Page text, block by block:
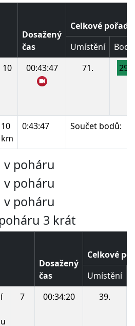
Dosažený
čas
Celkové pořadí
Umístění
Body
10 00:43:47 71. 29
10
km
0:43:47 Součet bodů:
v poháru
v poháru
v poháru
3 krát
Dosažený
čas
Celkové
Umístění
7 00:34:20 39.